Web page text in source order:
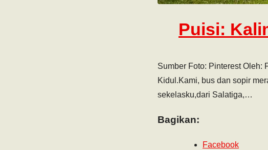
Puisi:
Sumber Foto: Pinterest Oleh:
Kidul.Kami, bus dan sopir
sekelasku,dari Salatiga,…
Bagikan:
Facebook